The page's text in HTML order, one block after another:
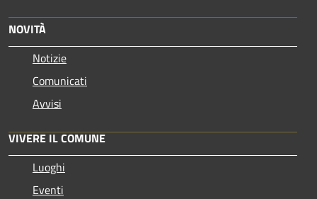
NOVITÀ
Notizie
Comunicati
Avvisi
VIVERE IL COMUNE
Luoghi
Eventi